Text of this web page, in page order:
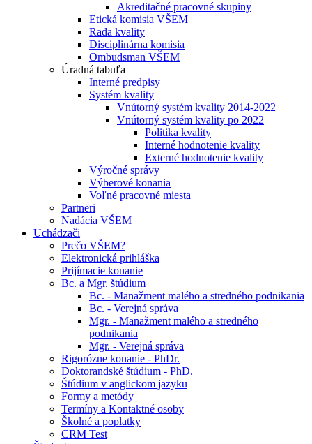
Akreditačné pracovné skupiny
Etická komisia VŠEM
Rada kvality
Disciplinárna komisia
Ombudsman VŠEM
Úradná tabuľa
Interné predpisy
Systém kvality
Vnútorný systém kvality 2014-2022
Vnútorný systém kvality po 2022
Politika kvality
Interné hodnotenie kvality
Externé hodnotenie kvality
Výročné správy
Výberové konania
Voľné pracovné miesta
Partneri
Nadácia VŠEM
Uchádzači
Prečo VŠEM?
Elektronická prihláška
Prijímacie konanie
Bc. a Mgr. štúdium
Bc. - Manažment malého a stredného podnikania
Bc. - Verejná správa
Mgr. - Manažment malého a stredného
podnikania
Mgr. - Verejná správa
Rigorózne konanie - PhDr.
Doktorandské štúdium - PhD.
Štúdium v anglickom jazyku
Formy a metódy
Termíny a Kontaktné osoby
Školné a poplatky
CRM Test